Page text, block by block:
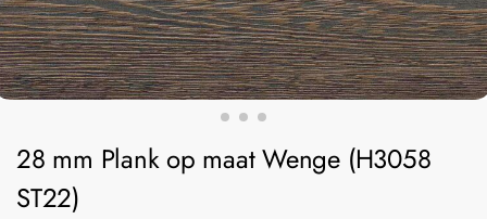
28 mm Plank op maat Wenge (H3058
ST22)